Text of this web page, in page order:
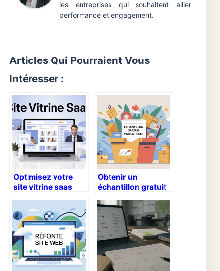
les entreprises qui souhaitent allier
performance et engagement.
Articles Qui Pourraient Vous
Intéresser :
Optimisez votre
site vitrine saas
companies pour
gagner des clients
Obtenir un
échantillon gratuit
2026 sans perdre
de temps